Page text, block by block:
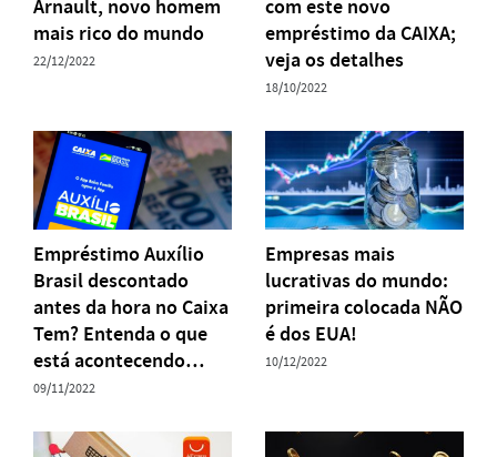
Arnault, novo homem
mais rico do mundo
22/12/2022
com este novo
empréstimo da CAIXA;
veja os detalhes
18/10/2022
Empréstimo Auxílio
Brasil descontado
antes da hora no Caixa
Tem? Entenda o que
está acontecendo…
09/11/2022
Empresas mais
lucrativas do mundo:
primeira colocada NÃO
é dos EUA!
10/12/2022